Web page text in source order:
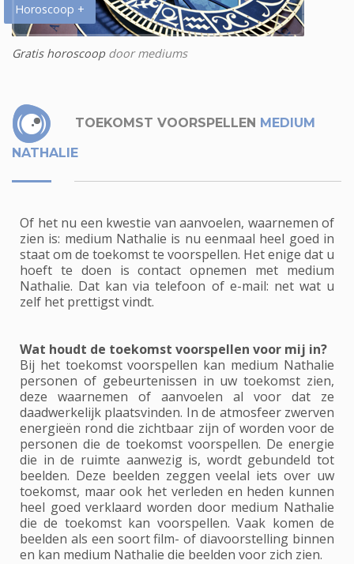
Horoscoop +
Gratis horoscoopdoor mediums
TOEKOMST VOORSPELLEN MEDIUM
NATHALIE
Of het nu een kwestie van aanvoelen, waarnemen of
zien is: medium Nathalie is nu eenmaal heel goed in
staat om de toekomst te voorspellen. Het enige dat u
hoeft te doen is contact opnemen met medium
Nathalie. Dat kan via telefoon of e-mail: net wat u
zelf het prettigst vindt.
Wat houdt de toekomst voorspellen voor mij in?
Bij het toekomst voorspellen kan medium Nathalie
personen of gebeurtenissen in uw toekomst zien,
deze waarnemen of aanvoelen al voor dat ze
daadwerkelijk plaatsvinden. In de atmosfeer zwerven
energieën rond die zichtbaar zijn of worden voor de
personen die de toekomst voorspellen. De energie
die in de ruimte aanwezig is, wordt gebundeld tot
beelden. Deze beelden zeggen veelal iets over uw
toekomst, maar ook het verleden en heden kunnen
heel goed verklaard worden door medium Nathalie
die de toekomst kan voorspellen. Vaak komen de
beelden als een soort film- of diavoorstelling binnen
en kan medium Nathalie die beelden voor zich zien.